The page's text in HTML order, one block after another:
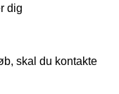
dig
skal du kontakte